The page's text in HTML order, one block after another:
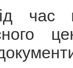
час